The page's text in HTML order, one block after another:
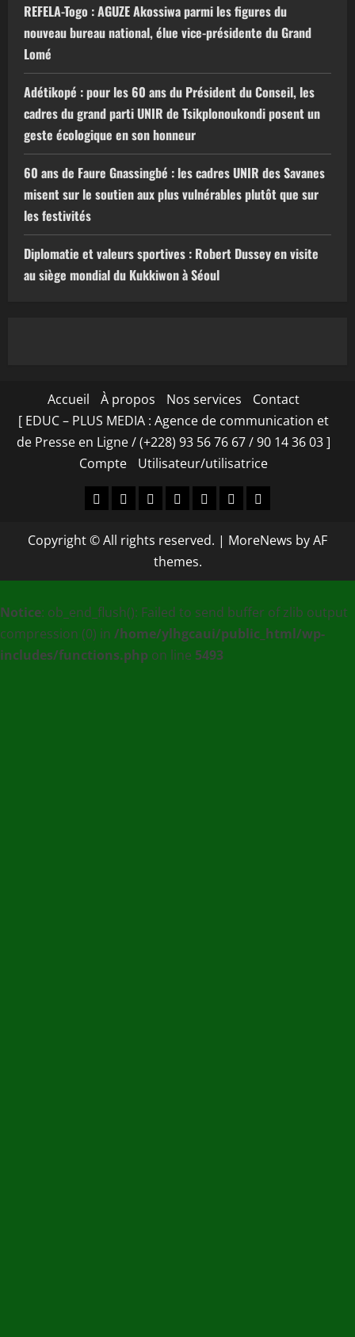
REFELA-Togo : AGUZE Akossiwa parmi les figures du
nouveau bureau national, élue vice-présidente du Grand
Lomé
Adétikopé : pour les 60 ans du Président du Conseil, les
cadres du grand parti UNIR de Tsikplonoukondi posent un
geste écologique en son honneur
60 ans de Faure Gnassingbé : les cadres UNIR des Savanes
misent sur le soutien aux plus vulnérables plutôt que sur
les festivités
Diplomatie et valeurs sportives : Robert Dussey en visite
au siège mondial du Kukkiwon à Séoul
Accueil À propos Nos services
Contact
[ EDUC – PLUS MEDIA : Agence de communication et
de Presse en Ligne / (+228) 93 56 76 67 / 90 14 36 03 ]
Compte
Utilisateur/utilisatrice
Accueil
À
Nos
Contact
[
–
PLUS
:
Agence
de
CompteUtilisateur/
Copyright © All rights reserved. | MoreNews by AF
themes.
Notice: ob_end_flush(): Failed to send buffer of zlib output
compression (0) in /home/ylhgcaui/public_html/wp-
includes/functions.php on line 5493